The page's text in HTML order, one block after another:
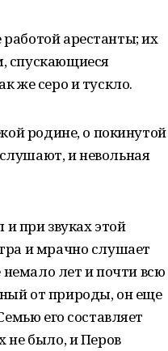
арестанты; их
спускающиеся
же серо и тускло.
родине, о покинутой
и невольная
при звуках этой
и мрачно слушает
немало лет и почти всю
от природы, он еще
его составляет
не было, и Перов